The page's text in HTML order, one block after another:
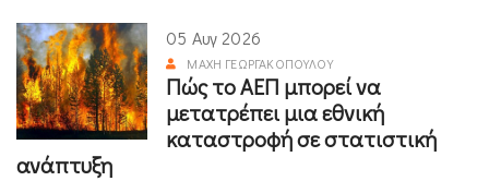
05 Αυγ 2026
ΜΆΧΗ ΓΕΩΡΓΑΚΟΠΟΎΛΟΥ
Πώς το ΑΕΠ μπορεί να
μετατρέπει μια εθνική
καταστροφή σε στατιστική
ανάπτυξη